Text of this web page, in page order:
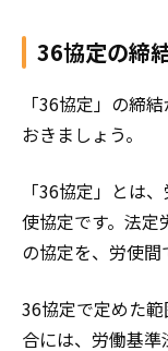
36協定の締
「36協定」の締
おきましょう。
「36協定」とは
使協定です。法定
の協定を、労使間
36協定で定めた
合には、労働基準